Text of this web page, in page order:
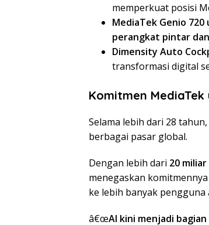
memperkuat posisi
MediaTek Genio 720
perangkat pintar
Dimensity Auto
transformasi digital
Komitmen
Selama lebih dari 28
berbagai pasar global.
Dengan lebih dari 20
menegaskan
ke lebih banyak pengguna
â€œAI kini menjadi